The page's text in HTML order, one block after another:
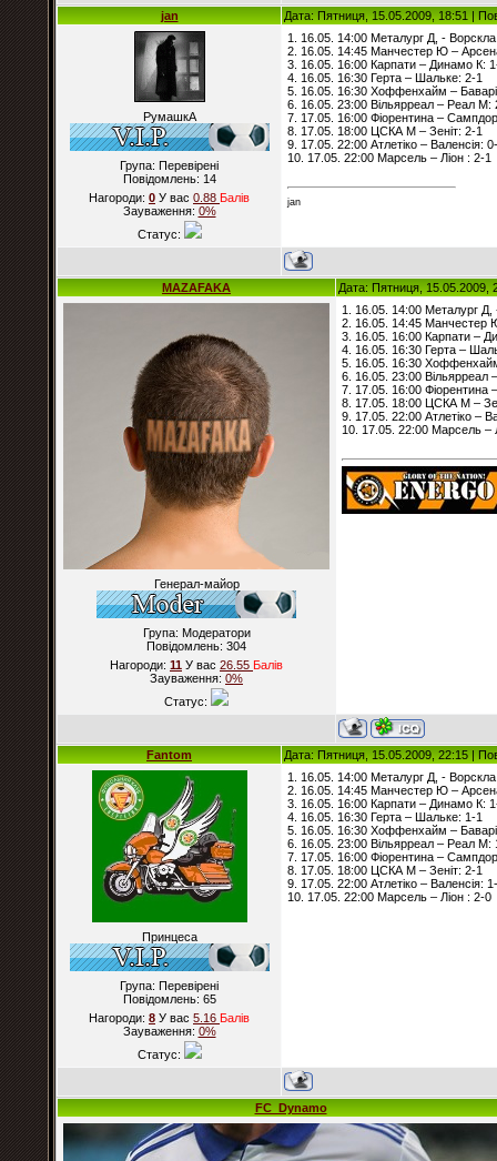
jan Дата: Пятниця, 15.05.2009, 18:51 |
РумашкА
Група: Перевірені
Повідомлень: 14
Нагороди: 0 У вас 0.88 Балiв
Зауваження: 0%
Статус:
1. 16.05. 14:00 Металург Д, -
2. 16.05. 14:45 Манчестер Ю –
3. 16.05. 16:00 Карпати – Динамо К:
4. 16.05. 16:30 Герта – Шальке: 2-1
5. 16.05. 16:30 Хоффенхайм –
6. 16.05. 23:00 Вільярреал – Реал М:
7. 17.05. 16:00 Фіорентина –
8. 17.05. 18:00 ЦСКА М – Зеніт: 2-1
9. 17.05. 22:00 Атлетіко – Валенсія:
10. 17.05. 22:00 Марсель – Ліон : 2-1
jan
MAZAFAKA Дата: Пятниця, 15.05.2009,
Генерал-майор
Група: Модератори
Повідомлень: 304
Нагороди: 11 У вас 26.55 Балiв
Зауваження: 0%
Статус:
1. 16.05. 14:00 Металург Д,
2. 16.05. 14:45 Манчестер
3. 16.05. 16:00 Карпати –
4. 16.05. 16:30 Герта –
5. 16.05. 16:30
6. 16.05. 23:00 Вільярреал
7. 17.05. 16:00 Фіорентина
8. 17.05. 18:00 ЦСКА М –
9. 17.05. 22:00 Атлетіко –
10. 17.05. 22:00 Марсель –
Fantom Дата: Пятниця, 15.05.2009, 22:15 |
Принцеса
Група: Перевірені
Повідомлень: 65
Нагороди: 8 У вас 5.16 Балiв
Зауваження: 0%
Статус:
1. 16.05. 14:00 Металург Д, -
2. 16.05. 14:45 Манчестер Ю –
3. 16.05. 16:00 Карпати – Динамо К:
4. 16.05. 16:30 Герта – Шальке: 1-1
5. 16.05. 16:30 Хоффенхайм –
6. 16.05. 23:00 Вільярреал – Реал М:
7. 17.05. 16:00 Фіорентина –
8. 17.05. 18:00 ЦСКА М – Зеніт: 2-1
9. 17.05. 22:00 Атлетіко – Валенсія:
10. 17.05. 22:00 Марсель – Ліон : 2-0
FC_Dynamo